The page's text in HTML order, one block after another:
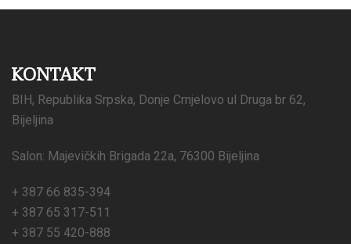
KONTAKT
BIH, Republika Srpska, Donje Crnjelovo ul Druga br 62,
Bijeljina
Salon: Majevičkih Brigada 22a, 76300 Bijeljina
+ 387 66 835-394
+ 387 65 317-511
+ 387 55 420-888